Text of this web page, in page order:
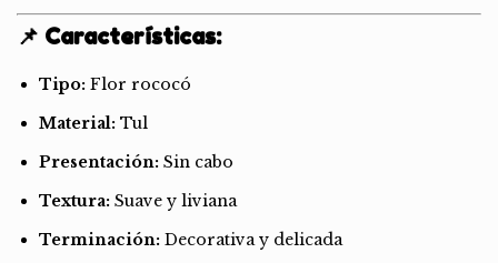
📌 Características:
Tipo: Flor rococó
Material: Tul
Presentación: Sin cabo
Textura: Suave y liviana
Terminación: Decorativa y delicada